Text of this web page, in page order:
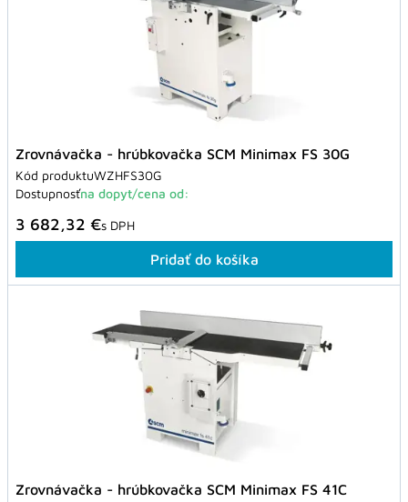
Zrovnávačka - hrúbkovačka SCM Minimax FS 30G
Kód produktuWZHFS30G
Dostupnosťna dopyt/cena od:
3 682,32 €s DPH
Pridať do košíka
Zrovnávačka - hrúbkovačka SCM Minimax FS 41C